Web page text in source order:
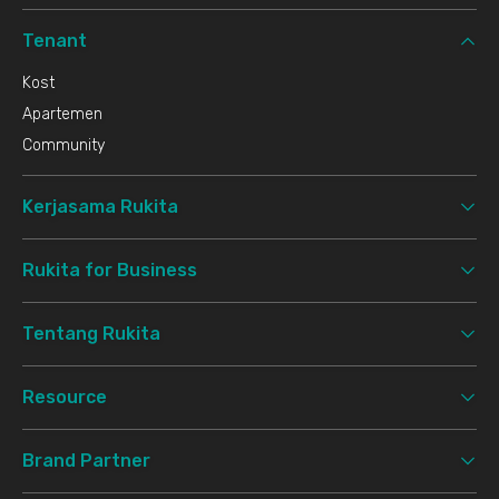
Tenant
Kost
Apartemen
Community
Kerjasama Rukita
Rukita for Business
Tentang Rukita
Resource
Brand Partner